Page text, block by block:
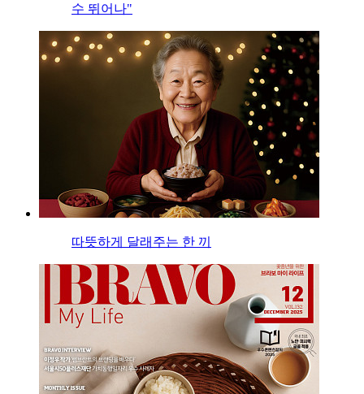
수 뛰어나"
따뜻하게 달래주는 한 끼